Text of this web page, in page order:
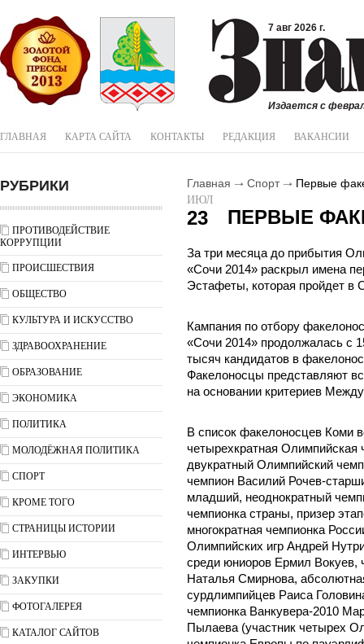
7 авг 2026 г.
Издается с
ГЛАВНАЯ КАРТА САЙТА КОНТАКТЫ РЕДАКЦИЯ ВАКАНСИИ
РУБРИКИ
ПРОТИВОДЕЙСТВИЕ
КОРРУПЦИИ
ПРОИСШЕСТВИЯ
ОБЩЕСТВО
КУЛЬТУРА И ИСКУССТВО
ЗДРАВООХРАНЕНИЕ
ОБРАЗОВАНИЕ
ЭКОНОМИКА
ПОЛИТИКА
МОЛОДЁЖНАЯ ПОЛИТИКА
СПОРТ
КРОМЕ ТОГО
СТРАНИЦЫ ИСТОРИИ
ИНТЕРВЬЮ
ЗАКУПКИ
ФОТОГАЛЕРЕЯ
КАТАЛОГ САЙТОВ
Главная Спорт
Первые
ИЮЛ
23 ПЕРВЫЕ
За три месяца до прибытия
«Сочи 2014» раскрыл имена
Эстафеты, которая пройдет в
Кампания по отбору
«Сочи 2014» продолжалась с
тысяч кандидатов в
Факелоносцы представляют
на основании критериев
В список факелоносцев Коми
четырехкратная Олимпийская
двукратный Олимпийский
чемпион Василий Рочев-
младший, неоднократный
чемпионка страны, призер
многократная чемпионка
Олимпийских игр Андрей
среди юниоров Ермил Вокуев,
Наталья Смирнова,
сурдлимпийцев Раиса
чемпионка Ванкувера-2010
Пылаева (участник четырех